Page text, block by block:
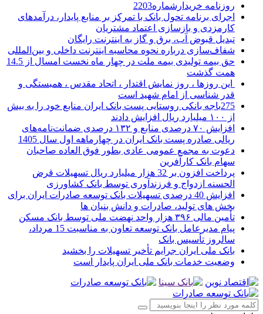
روزنامه خریدارشماره2203
اجرای برنامه تحول بانک با تمرکز بر منابع پایدار، درآمدهای
کارمزدی و بازسازی اعتماد مشتریان
تبدیل قبوض آب، برق و گاز به اینترنت رایگان
شفاف‌سازی درباره نحوه محاسبه اینترنت داخلی و بین‌المللی
حق بیمه تولیدی بیمه ملت در چهار ماه نخست امسال از 14.5
همت گذشت
این روزها ، روز نمایش اقتدار ، اتحاد مقدس ، همبستگی و
قدر شناسی از امام شهید است
275باجه بانکی روستایی پست بانک ایران منابع خود را به بیش
از ۱۰۰ میلیارد ریال افزایش دادند
افزایش ۷۰ درصدی منابع و ۱۳۲ درصدی ضمانت‌نامه‌های
ریالی صادره پست بانک ایران در چهارماهه اول سال 1405
دعوت به مجمع عمومی عادی بطور فوق العاده صاحبان
سهام بانک کارآفرین
پرداخت افزون بر 32 هزار میلیارد ریال تسهیلات قرض
الحسنه ازدواج و فرزندآوری توسط بانک کشاورزی
افزایش 40 درصدی تسهیلات بانک توسعه صادرات ایران برای
بخش های تولید، صادرات و دانش بنیان ها
تأمین مالی ۳۹۶ هزار واحد نهضت ملی توسط بانک مسکن
پیام مدیرعامل بانک توسعه تعاون به مناسبت 15 مرداد،
سالروز تأسیس بانک
بانک ملی ایران جرایم تأخیر تسهیلات را بخشید
وضعیت خدمات بانک ملی ایران پایدار است